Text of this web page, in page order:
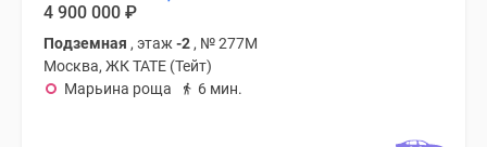
4 900 000 ₽
Подземная , этаж -2 , № 277М
Москва, ЖК TATE (Тейт)
Марьина роща
6 мин.